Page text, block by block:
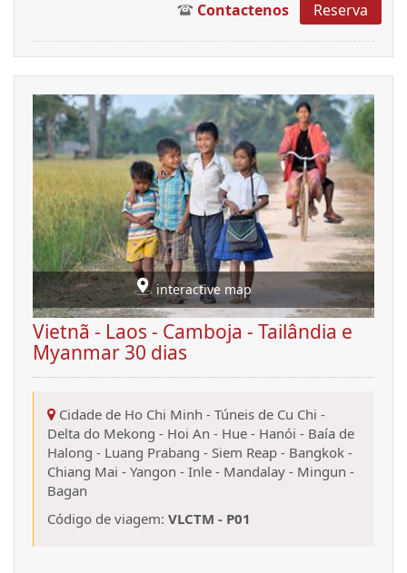
Contactenos Reserva
interactive map
Vietnã - Laos - Camboja - Tailândia e
Myanmar 30 dias
Cidade de Ho Chi Minh - Túneis de Cu Chi -
Delta do Mekong - Hoi An - Hue - Hanói - Baía de
Halong - Luang Prabang - Siem Reap - Bangkok -
Chiang Mai - Yangon - Inle - Mandalay - Mingun -
Bagan
Código de viagem: VLCTM - P01